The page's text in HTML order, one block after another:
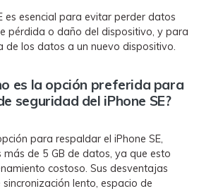
es esencial para evitar perder datos
pérdida o daño del dispositivo, y para
de los datos a un nuevo dispositivo.
es la opción preferida para
seguridad del iPhone SE?
para respaldar el iPhone SE,
más de 5 GB de datos, ya que esto
costoso. Sus desventajas
lento, espacio de